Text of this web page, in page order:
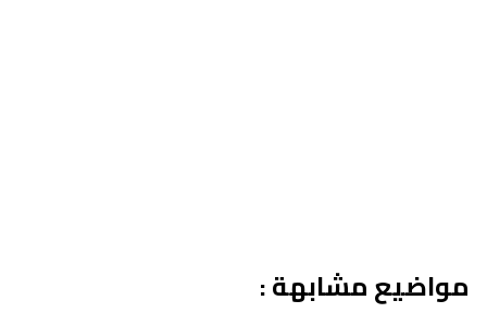
مواضيع مشابهة :